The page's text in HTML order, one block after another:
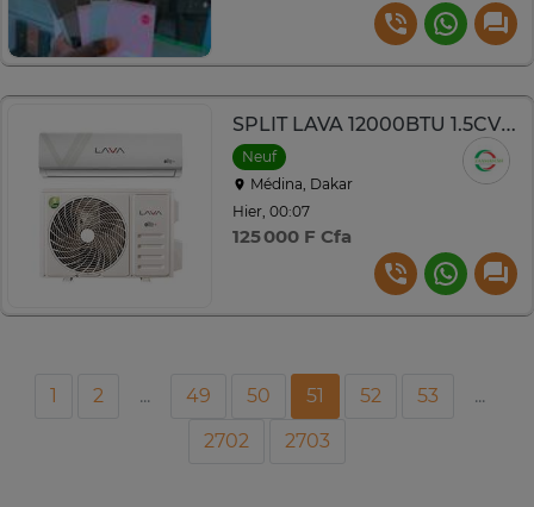
SPLIT LAVA 12000BTU 1.5CV GAZ R410
Neuf
Médina, Dakar
Hier, 00:07
125 000 F Cfa
1 2 ... 49 50 51 52 53
...
2702
2703